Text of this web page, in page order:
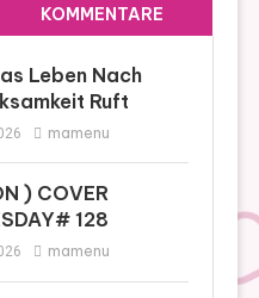
KOMMENTARE
Leben Nach
Ruft
mamenu
) COVER
128
mamenu